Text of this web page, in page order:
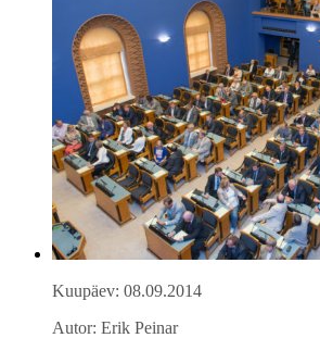
Kuupäev: 08.09.2014
Autor: Erik Peinar